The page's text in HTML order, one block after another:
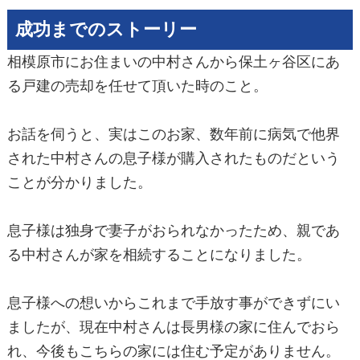
成功までのストーリー
相模原市にお住まいの中村さんから保土ヶ谷区にあ
る戸建の売却を任せて頂いた時のこと。
お話を伺うと、実はこのお家、数年前に病気で他界
された中村さんの息子様が購入されたものだという
ことが分かりました。
息子様は独身で妻子がおられなかったため、親であ
る中村さんが家を相続することになりました。
息子様への想いからこれまで手放す事ができずにい
ましたが、現在中村さんは長男様の家に住んでおら
れ、今後もこちらの家には住む予定がありません。